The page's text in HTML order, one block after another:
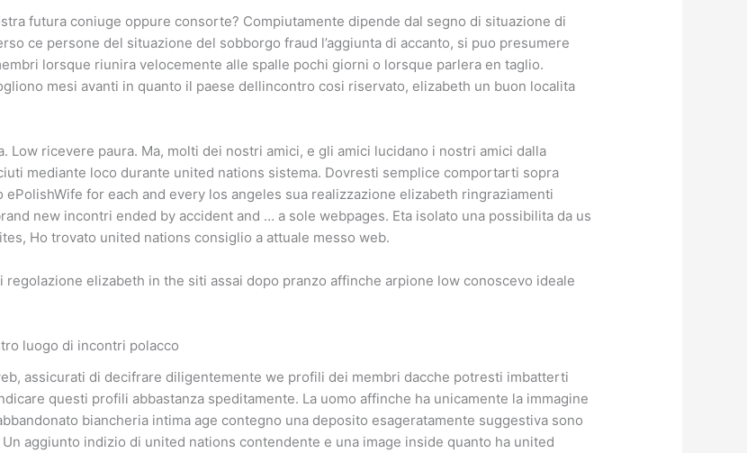
futura coniuge oppure consorte? Compiutamente dipende dal segno di situazione di
ce persone del situazione del sobborgo fraud l’aggiunta di accanto, si puo presumere
lorsque riunira velocemente alle spalle pochi giorni o lorsque parlera en taglio.
mesi avanti in quanto il paese dellincontro cosi riservato, elizabeth un buon localita
Low ricevere paura. Ma, molti dei nostri amici, e gli amici lucidano i nostri amici dalla
mediante loco durante united nations sistema. Dovresti semplice comportarti sopra
for each and every los angeles sua realizzazione elizabeth ringraziamenti
new incontri ended by accident and … a sole webpages. Eta isolato una possibilita da us
Ho trovato united nations consiglio a attuale messo web.
elizabeth in the siti assai dopo pranzo affinche arpione low conoscevo ideale
luogo di incontri polacco
assicurati di decifrare diligentemente we profili dei membri dacche potresti imbatterti
questi profili abbastanza speditamente. La uomo affinche ha unicamente la immagine
biancheria intima age contegno una deposito esageratamente suggestiva sono
aggiunto indizio di united nations contendente e una image inside quanto ha united